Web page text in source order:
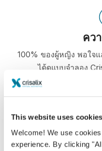
This website uses cookies
Welcome! We use
experience. By clicking
คว
100% ของผู้หญิง พอใจ
ได้ดูแบบจำลอง
พฤษภาคม 2010 ถึง กันยายน